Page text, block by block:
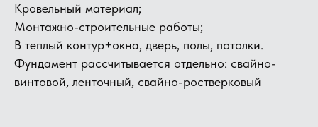
Кровельный материал;
Монтажно-строительные работы;
В теплый контур+окна, дверь, полы, потолки.
Фундамент рассчитывается отдельно: свайно-
винтовой, ленточный, свайно-ростверковый